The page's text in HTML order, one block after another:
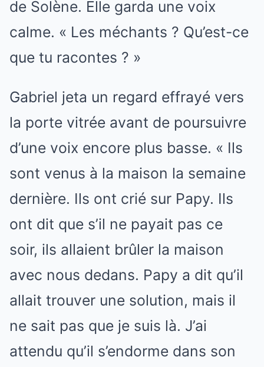
de Solène. Elle garda une voix
calme. « Les méchants ? Qu’est-ce
que tu racontes ? »
Gabriel jeta un regard effrayé vers
la porte vitrée avant de poursuivre
d’une voix encore plus basse. « Ils
sont venus à la maison la semaine
dernière. Ils ont crié sur Papy. Ils
ont dit que s’il ne payait pas ce
soir, ils allaient brûler la maison
avec nous dedans. Papy a dit qu’il
allait trouver une solution, mais il
ne sait pas que je suis là. J’ai
attendu qu’il s’endorme dans son